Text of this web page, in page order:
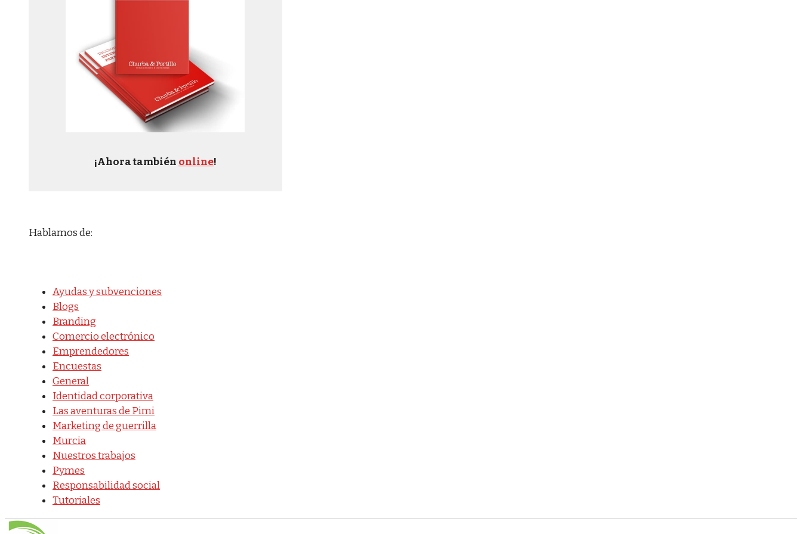
¡Ahora también online!
Hablamos de:
Ayudas y subvenciones
Blogs
Branding
Comercio electrónico
Emprendedores
Encuestas
General
Identidad corporativa
Las aventuras de Pimi
Marketing de guerrilla
Murcia
Nuestros trabajos
Pymes
Responsabilidad social
Tutoriales